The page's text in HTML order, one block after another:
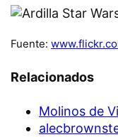
Fuente:
Relacionados
Molinos de